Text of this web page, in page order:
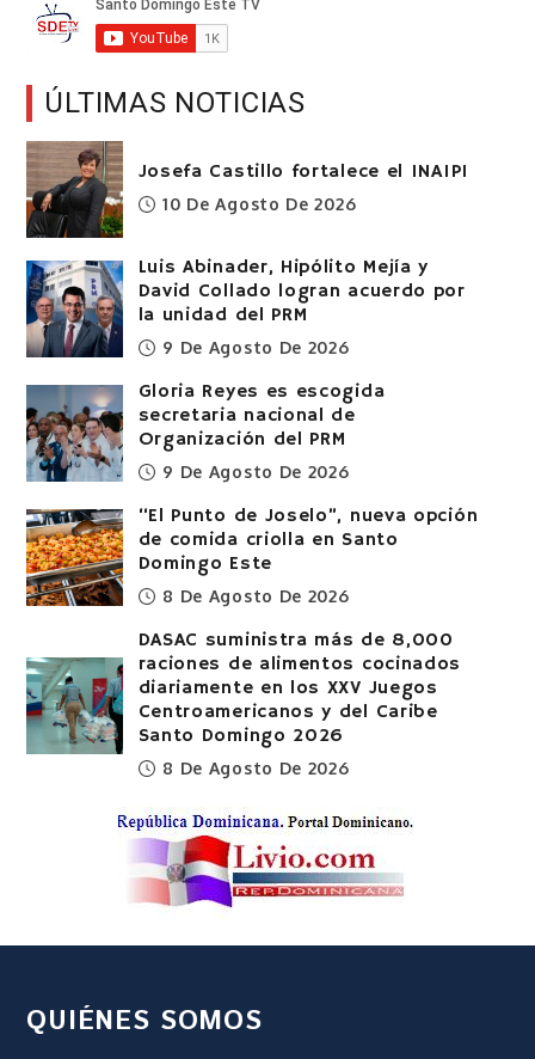
ÚLTIMAS NOTICIAS
Josefa Castillo fortalece el INAIPI
10 De Agosto De 2026
Luis Abinader, Hipólito Mejía y
David Collado logran acuerdo por
la unidad del PRM
9 De Agosto De 2026
Gloria Reyes es escogida
secretaria nacional de
Organización del PRM
9 De Agosto De 2026
“El Punto de Joselo”, nueva opción
de comida criolla en Santo
Domingo Este
8 De Agosto De 2026
DASAC suministra más de 8,000
raciones de alimentos cocinados
diariamente en los XXV Juegos
Centroamericanos y del Caribe
Santo Domingo 2026
8 De Agosto De 2026
QUIÉNES SOMOS